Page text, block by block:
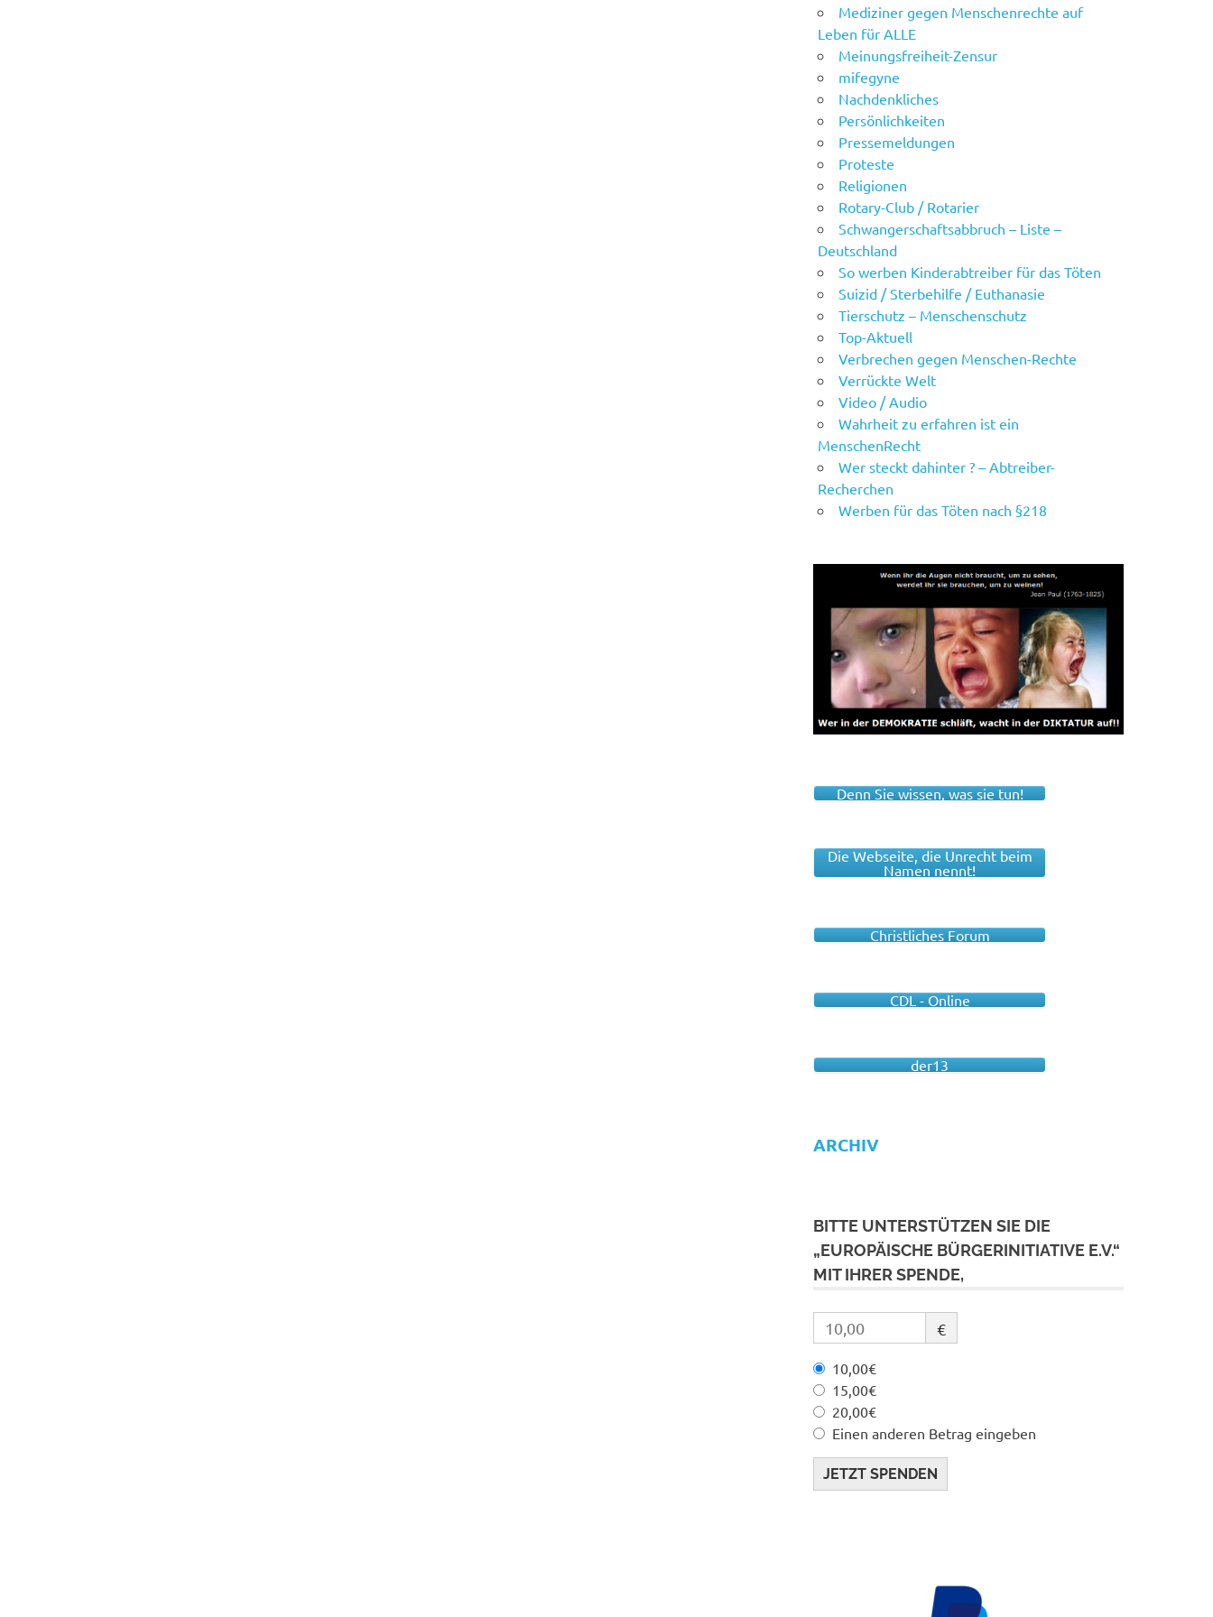
Mediziner gegen Menschenrechte auf
Leben für ALLE
Meinungsfreiheit-Zensur
mifegyne
Nachdenkliches
Persönlichkeiten
Pressemeldungen
Proteste
Religionen
Rotary-Club / Rotarier
Schwangerschaftsabbruch – Liste –
Deutschland
So werben Kinderabtreiber für das Töten
Suizid / Sterbehilfe / Euthanasie
Tierschutz – Menschenschutz
Top-Aktuell
Verbrechen gegen Menschen-Rechte
Verrückte Welt
Video / Audio
Wahrheit zu erfahren ist ein
MenschenRecht
Wer steckt dahinter ? – Abtreiber-
Recherchen
Werben für das Töten nach §218
Denn Sie wissen, was sie tun!
Die Webseite, die Unrecht beim
Namen nennt!
Christliches Forum
CDL - Online
der13
ARCHIV
BITTE UNTERSTÜTZEN SIE DIE
„EUROPÄISCHE BÜRGERINITIATIVE E.V.“
MIT IHRER SPENDE,
€
10,00€
15,00€
20,00€
Einen anderen Betrag eingeben
JETZT SPENDEN